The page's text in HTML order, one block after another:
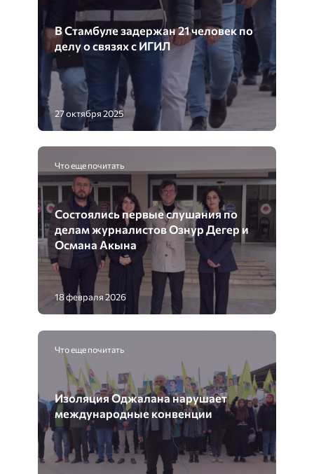
В Стамбуле задержан 21 человек по
делу о связях с ИГИЛ
27 октября 2025
Что еще почитать
Состоялись первые слушания по
делам журналистов Ознур Дегер и
Османа Акына
18 февраля 2026
Что еще почитать
Изоляция Оджалана нарушает
международные конвенции